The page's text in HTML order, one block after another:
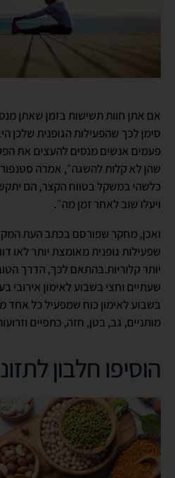
אם אתן חוות תשישות בזמן שאתן
סימן לכך שהפעילות הגופנית שלכן
פעמים אנשים מנסים להעצים את
שהן לא קלות להשגה״, אמרה
כלשהי במשקל בטווח הקצר, הם
ויעלו שוב לאחר זמן מה״.
שפעילות גופנית מאומצת יותר לאו
יותר קלוריות.בהתאם לכך, הדרך
שעתיים וחצי בשבוע לאימון אירובי
בשבוע לאימון כוח שמפעיל כל אחד
מותניים, גב, בטן, חזה, כתפיים
הוסיפו חלבון